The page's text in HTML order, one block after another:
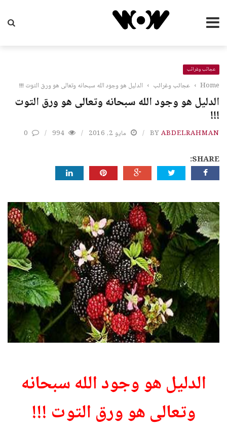
عجائب وغرائب
Home
› عجائب وغرائب › الدليل هو وجود الله سبحانه وتعالى هو ورق التوت !!!
الدليل هو وجود الله سبحانه وتعالى هو ورق التوت
!!!
BYABDELRAHMAN مايو 2, 2016 994
0
SHARE:
الدليل هو وجود الله سبحانه
وتعالى هو ورق التوت !!!